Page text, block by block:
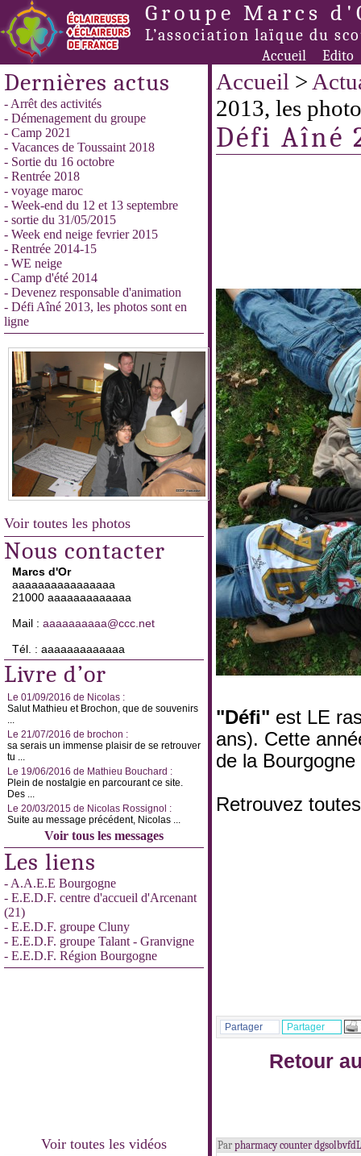
Groupe Marcs
L’association laïque du
Accueil Edito
Dernières actus
- Arrêt des activités
- Démenagement du groupe
- Camp 2021
- Vacances de Toussaint 2018
- Sortie du 16 octobre
- Rentrée 2018
- voyage maroc
- Week-end du 12 et 13 septembre
- sortie du 31/05/2015
- Week end neige fevrier 2015
- Rentrée 2014-15
- WE neige
- Camp d'été 2014
- Devenez responsable d'animation
- Défi Aîné 2013, les photos sont en
ligne
Voir toutes les photos
Nous contacter
Marcs d'Or
aaaaaaaaaaaaaaaa
21000 aaaaaaaaaaaaa
Mail : aaaaaaaaaa@ccc.net
Tél. : aaaaaaaaaaaaa
Livre d’or
Le 01/09/2016 de Nicolas :
Salut Mathieu et Brochon, que de souvenirs
...
Le 21/07/2016 de brochon :
sa serais un immense plaisir de se retrouver
tu ...
Le 19/06/2016 de Mathieu Bouchard :
Plein de nostalgie en parcourant ce site.
Des ...
Le 20/03/2015 de Nicolas Rossignol :
Suite au message précédent, Nicolas ...
Voir tous les messages
Les liens
- A.A.E.E Bourgogne
- E.E.D.F. centre d'accueil d'Arcenant
(21)
- E.E.D.F. groupe Cluny
- E.E.D.F. groupe Talant - Granvigne
- E.E.D.F. Région Bourgogne
Voir toutes les vidéos
Accueil >
2013, les
Défi Aîné
"Défi" est LE
ans). Cette
de la
Retrouvez
Partager Partager
Retour
Par pharmacy counter